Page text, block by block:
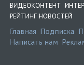
ВИДЕОКОНТЕНТ
РЕЙТИНГ НОВОСТЕЙ
Главная Подписка
Написать нам